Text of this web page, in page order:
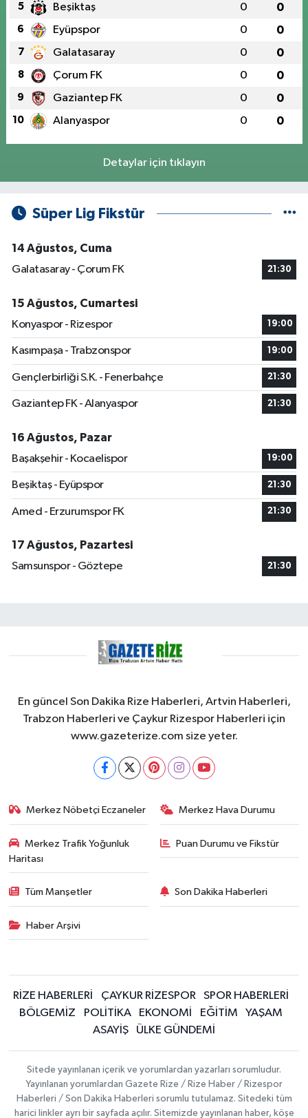
5 Beşiktaş 0 0
6 Eyüpspor 0 0
7 Galatasaray 0 0
8 Çorum FK 0 0
9 Gaziantep FK 0 0
10 Alanyaspor 0 0
Detaylar için tıklayın
Süper Lig Fikstür
14 Ağustos, Cuma
Galatasaray - Çorum FK
21:30
15 Ağustos, Cumartesi
Konyaspor - Rizespor
19:00
Kasımpaşa - Trabzonspor 19:00
Gençlerbirliği S.K. - Fenerbahçe 21:30
Gaziantep FK - Alanyaspor 21:30
16 Ağustos, Pazar
Başakşehir - Kocaelispor
19:00
Beşiktaş - Eyüpspor 21:30
Amed - Erzurumspor FK 21:30
17 Ağustos, Pazartesi
Samsunspor - Göztepe
21:30
En güncel Son Dakika Rize Haberleri, Artvin Haberleri,
Trabzon Haberleri ve Çaykur Rizespor Haberleri için
www.gazeterize.com size yeter.
Merkez Nöbetçi Eczaneler Merkez Hava Durumu
Merkez Trafik Yoğunluk
Haritası
Puan Durumu ve Fikstür
Tüm Manşetler Son Dakika Haberleri
Haber Arşivi
RİZE HABERLERİ ÇAYKUR RİZESPOR
SPOR HABERLERİ
BÖLGEMİZ
POLİTİKA EKONOMİ EĞİTİM
YAŞAM
ASAYİŞ
ÜLKE GÜNDEMİ
Sitede yayınlanan içerik ve yorumlardan yazarları sorumludur.
Yayınlanan yorumlardan Gazete Rize / Rize Haber / Rizespor
Haberleri / Son Dakika Haberleri sorumlu tutulamaz. Sitedeki tüm
harici linkler ayrı bir sayfada açılır. Sitemizde yayınlanan haber, köşe